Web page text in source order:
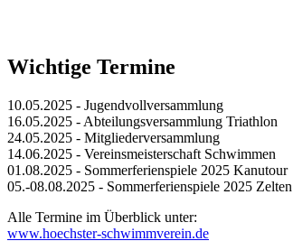
Wichtige Termine
10.05.2025 - Jugendvollversammlung
16.05.2025 - Abteilungsversammlung Triathlon
24.05.2025 - Mitgliederversammlung
14.06.2025 - Vereinsmeisterschaft Schwimmen
01.08.2025 - Sommerferienspiele 2025 Kanutour
05.-08.08.2025 - Sommerferienspiele 2025
Alle Termine im Überblick unter:
www.hoechster-schwimmverein.de